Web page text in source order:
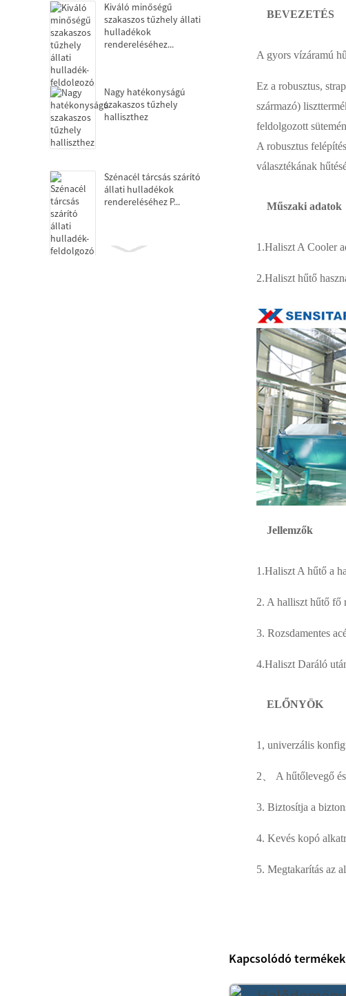
Kiváló minőségű
szakaszos tűzhely állati
hulladékok
rendereléséhez...
Nagy hatékonyságú
szakaszos tűzhely
halliszthez
Szénacél tárcsás szárító
állati hulladékok
rendereléséhez P...
BEVEZETÉS
A gyors vízáramú
Ez a robusztus,
származó)
feldolgozott
A robusztus
választékának
Műszaki adatok
1.Haliszt A Cooler
2.Haliszt hűtő
Jellemzők
1.Haliszt A hűtő a
2. A halliszt hűtő fő
3. Rozsdamentes
4.Haliszt Daráló
ELŐNYÖK
1, univerzális
2、 A hűtőlevegő
3. Biztosítja a
4. Kevés kopó
5. Megtakarítás az
Kapcsolódó termékek